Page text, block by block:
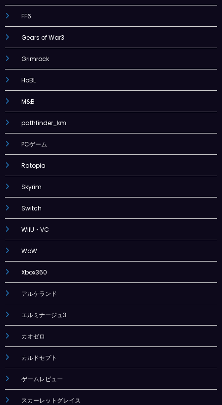
FF6
Gears of War3
Grimrock
HoBL
M&B
pathfinder_km
PCゲーム
Ratopia
Skyrim
Switch
WiiU・VC
WoW
Xbox360
アルケランド
エルミナージュ3
カオゼロ
カルドセプト
ゲームレビュー
スカーレットグレイス